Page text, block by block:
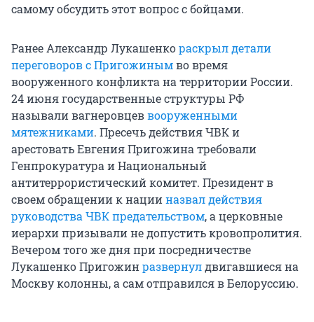
самому обсудить этот вопрос с бойцами.
Ранее Александр Лукашенкораскрыл детали
переговоров с Пригожинымво время
вооруженного конфликта на территории России.
24 июня государственные структуры РФ
называли вагнеровцеввооруженными
мятежниками. Пресечь действия ЧВК и
арестовать Евгения Пригожина требовали
Генпрокуратура и Национальный
антитеррористический комитет. Президент в
своем обращении к нацииназвал действия
руководства ЧВК предательством, а церковные
иерархи призывали не допустить кровопролития.
Вечером того же дня при посредничестве
Лукашенко Пригожинразвернулдвигавшиеся на
Москву колонны, а сам отправился в Белоруссию.